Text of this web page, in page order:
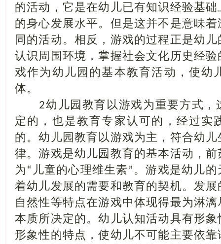
的活动，它是在幼儿已有知识经验基
的身心发展水平。但是这并不是意味
同的活动。相反，游戏的过程正是幼
认识周围环境，掌握社会文化历史经
戏作为幼儿园的基本教育活动，使幼
体。
2幼儿园教育以游戏为重要方式，
定的，也是教育专家认可的，经过实
的。幼儿园教育以游戏为主，符合幼
律。游戏是幼儿园教育的基本活动，
为 “ 儿童的心理维生素 ” 。游戏是幼儿
着幼儿发展的需要和教育的契机。发
自然性等特点在游戏中体现得最为淋
本质所决定的。幼儿认知活动具有形
形象性的特点，使幼儿不可能主要依